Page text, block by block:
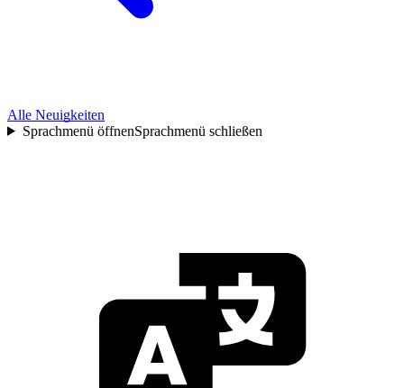
Alle Neuigkeiten
Sprachmenü öffnenSprachmenü schließen